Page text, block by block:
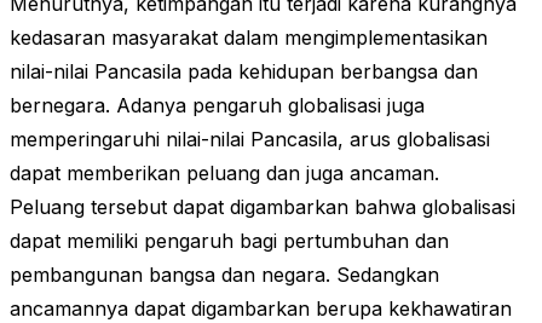
kedasaran masyarakat dalam mengimplementasikan
nilai-nilai Pancasila pada kehidupan berbangsa dan
bernegara. Adanya pengaruh globalisasi juga
memperingaruhi nilai-nilai Pancasila, arus globalisasi
dapat memberikan peluang dan juga ancaman.
Peluang tersebut dapat digambarkan bahwa globalisasi
dapat memiliki pengaruh bagi pertumbuhan dan
pembangunan bangsa dan negara. Sedangkan
ancamannya dapat digambarkan berupa kekhawatiran